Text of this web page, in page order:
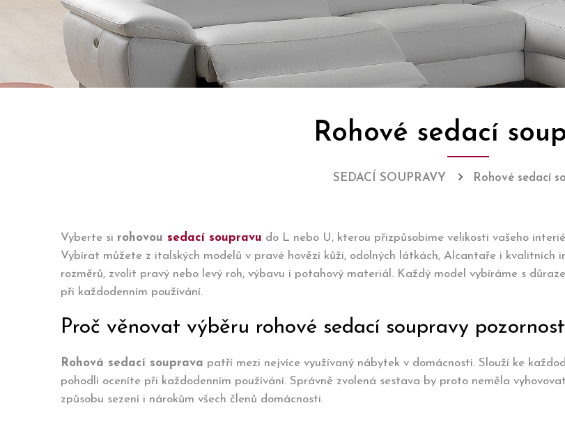
Rohové sedací
SEDACÍ SOUPRAVY Rohové sedací
Vyberte si rohovou sedací soupravu do L nebo U, kterou přizpůsobíme velikosti vašeho
Vybírat můžete z italských modelů v pravé hovězí kůži, odolných látkách, Alcantaře i kvalitních
rozměrů, zvolit pravý nebo levý roh, výbavu i potahový materiál. Každý model vybíráme s
při každodenním používání.
Proč věnovat výběru rohové sedací soupravy pozornost
Rohová sedací souprava patří mezi nejvíce využívaný nábytek v domácnosti. Slouží ke
pohodlí oceníte při každodenním používání. Správně zvolená sestava by proto neměla
způsobu sezení i nárokům všech členů domácnosti.